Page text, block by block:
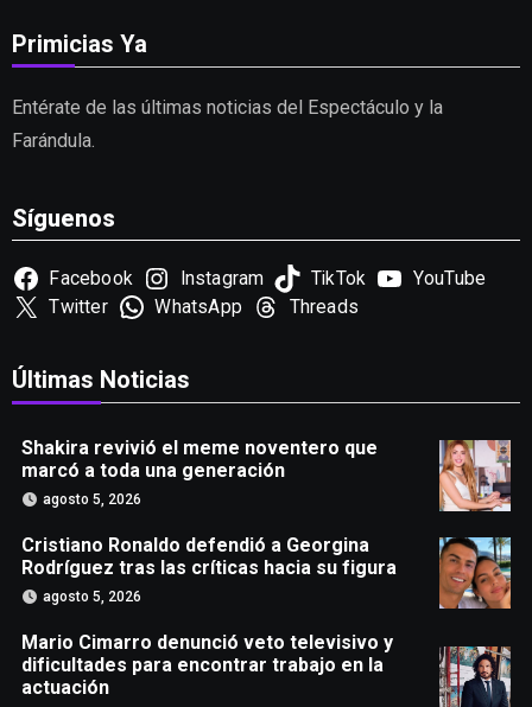
Primicias Ya
Entérate de las últimas noticias del Espectáculo y la
Farándula.
Síguenos
Facebook Instagram TikTok
YouTube
Twitter
WhatsApp Threads
Últimas Noticias
Shakira revivió el meme noventero que
marcó a toda una generación
agosto 5, 2026
Cristiano Ronaldo defendió a Georgina
Rodríguez tras las críticas hacia su figura
agosto 5, 2026
Mario Cimarro denunció veto televisivo y
dificultades para encontrar trabajo en la
actuación